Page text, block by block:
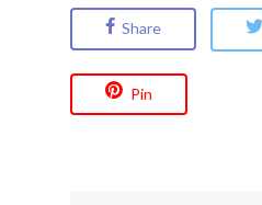
Share
Pin